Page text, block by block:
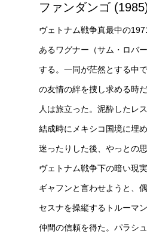
ファンダンゴ
ヴェトナム戦争真最中の
あるワグナー（サム・ロバ
する。一同が茫然とする中
の友情の絆を捜し求める時
人は旅立った。泥酔したレ
結成時にメキシコ国境に埋
迷ったりした後、やっとの
ヴェトナム戦争下の暗い現
ギャフンと言わせようと、
セスナを操縦するトルーマ
仲間の信頼を得た。パラシ